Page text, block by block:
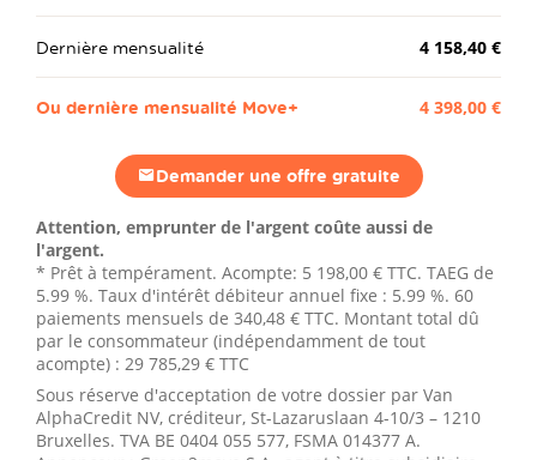
Dernière mensualité 4 158,40 €
Ou dernière mensualité Move+ 4 398,00 €
Demander une offre gratuite
Attention, emprunter de l'argent coûte aussi de
l'argent.
* Prêt à tempérament. Acompte: 5 198,00 € TTC. TAEG de
5.99 %. Taux d'intérêt débiteur annuel fixe : 5.99 %. 60
paiements mensuels de 340,48 € TTC. Montant total dû
par le consommateur (indépendamment de tout
acompte) : 29 785,29 € TTC
Sous réserve d'acceptation de votre dossier par Van
AlphaCredit NV, créditeur, St-Lazaruslaan 4-10/3 – 1210
Bruxelles. TVA BE 0404 055 577, FSMA 014377 A.